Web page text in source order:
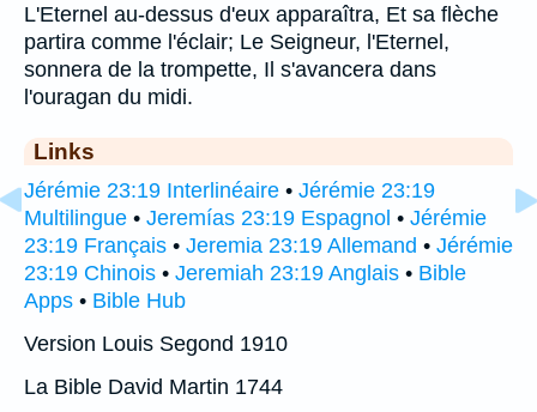
L'Eternel au-dessus d'eux apparaîtra, Et sa flèche
partira comme l'éclair; Le Seigneur, l'Eternel,
sonnera de la trompette, Il s'avancera dans
l'ouragan du midi.
Links
Jérémie 23:19 Interlinéaire • Jérémie 23:19
Multilingue • Jeremías 23:19 Espagnol • Jérémie
23:19 Français • Jeremia 23:19 Allemand • Jérémie
23:19 Chinois • Jeremiah 23:19 Anglais • Bible
Apps • Bible Hub
Version Louis Segond 1910
La Bible David Martin 1744